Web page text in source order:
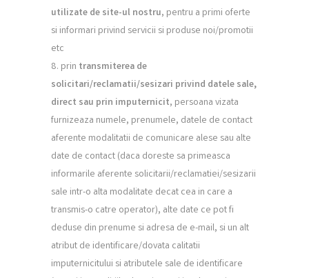
utilizate de site-ul nostru, pentru a primi oferte
si informari privind servicii si produse noi/promotii
etc
prin transmiterea de
solicitari/reclamatii/sesizari privind datele sale,
direct sau prin imputernicit, persoana vizata
furnizeaza numele, prenumele, datele de contact
aferente modalitatii de comunicare alese sau alte
date de contact (daca doreste sa primeasca
informarile aferente solicitarii/reclamatiei/sesizarii
sale intr-o alta modalitate decat cea in care a
transmis-o catre operator), alte date ce pot fi
deduse din prenume si adresa de e-mail, si un alt
atribut de identificare/dovata calitatii
imputernicitului si atributele sale de identificare